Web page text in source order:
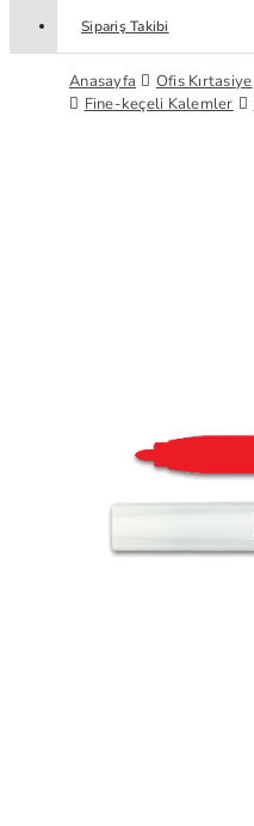
Sipariş Takibi
Anasayfa Ofis Kırtasiye
Fine-keçeli Kalemler